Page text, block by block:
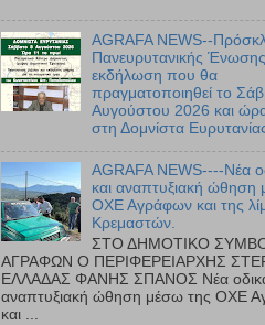
AGRAFA NEWS--
Πανευρυτανικής
εκδήλωση που θα
πραγματοποιηθεί το
Αυγούστου 2026 και
στη Δομνίστα
AGRAFA NEWS----Νέα
και αναπτυξιακή ώθηση
ΟΧΕ Αγράφων και της
Κρεμαστών.
ΣΤΟ ΔΗΜΟΤΙΚΟ
ΑΓΡΑΦΩΝ Ο ΠΕΡΙΦΕΡΕΙΑΡΧΗΣ
ΕΛΛΑΔΑΣ ΦΑΝΗΣ ΣΠΑΝΟΣ Νέα οδικά
αναπτυξιακή ώθηση μέσω της ΟΧΕ
και ...